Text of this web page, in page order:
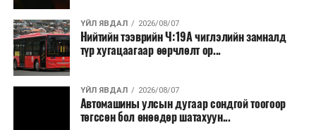
ҮЙЛ ЯВДАЛ 2026/08/07
Нийтийн тээврийн Ч:19А чиглэлийн замналд
түр хугацаагаар өөрчлөлт ор...
ҮЙЛ ЯВДАЛ 2026/08/07
Автомашины улсын дугаар сондгой тоогоор
төгссөн бол өнөөдөр шатахуун...